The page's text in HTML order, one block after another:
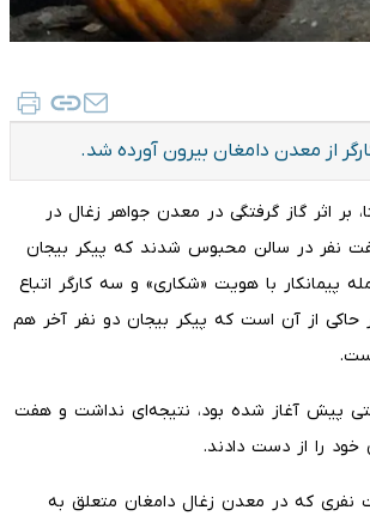
از معدن دامغان بیرون آورده شد.
بر اثر گاز گرفتگی در معدن جواهر زغال در
نفر در سالن محبوس شدند که پیکر بیجان
پیمانکار با هویت «شکاری» و سه کارگر اتباع
حاکی از آن است که پیکر بیجان دو نفر آخر هم
پیش آغاز شده بود، نتیجه‌ای نداشت و هفت
خود را از دست دادند.
که در معدن زغال دامغان متعلق به